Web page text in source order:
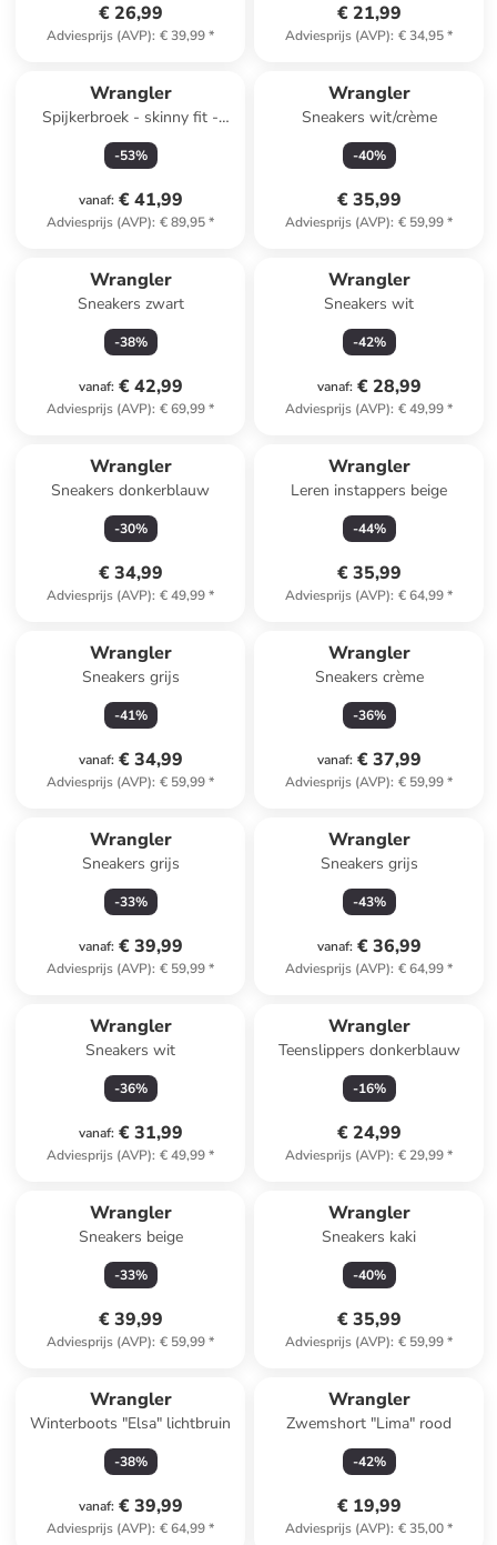
€ 26,99
Adviesprijs (AVP): € 39,99*
€ 21,99
Adviesprijs (AVP): € 34,95*
Wrangler
Spijkerbroek - skinny fit -
lichtblauw
-53%
vanaf: € 41,99
Adviesprijs (AVP): € 89,95*
Wrangler
Sneakers wit/crème
-40%
€ 35,99
Adviesprijs (AVP): € 59,99*
Wrangler
Sneakers zwart
-38%
vanaf: € 42,99
Adviesprijs (AVP): € 69,99*
Wrangler
Sneakers wit
-42%
vanaf: € 28,99
Adviesprijs (AVP): € 49,99*
Wrangler
Sneakers donkerblauw
-30%
€ 34,99
Adviesprijs (AVP): € 49,99*
Wrangler
Leren instappers beige
-44%
€ 35,99
Adviesprijs (AVP): € 64,99*
Wrangler
Sneakers grijs
-41%
vanaf: € 34,99
Adviesprijs (AVP): € 59,99*
Wrangler
Sneakers crème
-36%
vanaf: € 37,99
Adviesprijs (AVP): € 59,99*
Wrangler
Sneakers grijs
-33%
vanaf: € 39,99
Adviesprijs (AVP): € 59,99*
Wrangler
Sneakers grijs
-43%
vanaf: € 36,99
Adviesprijs (AVP): € 64,99*
Wrangler
Sneakers wit
-36%
vanaf: € 31,99
Adviesprijs (AVP): € 49,99*
Wrangler
Teenslippers donkerblauw
-16%
€ 24,99
Adviesprijs (AVP): € 29,99*
Wrangler
Sneakers beige
-33%
€ 39,99
Adviesprijs (AVP): € 59,99*
Wrangler
Sneakers kaki
-40%
€ 35,99
Adviesprijs (AVP): € 59,99*
Wrangler
Winterboots "Elsa" lichtbruin
-38%
vanaf: € 39,99
Adviesprijs (AVP): € 64,99*
Wrangler
Zwemshort "Lima" rood
-42%
€ 19,99
Adviesprijs (AVP): € 35,00*